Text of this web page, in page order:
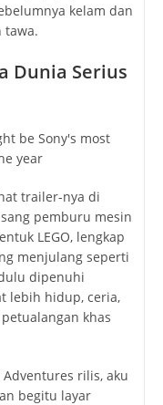
kelam dan
tawa.
Dunia Serius
trailer-nya di
pemburu mesin
LEGO, lengkap
menjulang seperti
dipenuhi
lebih hidup, ceria,
khas
Adventures rilis, aku
begitu layar